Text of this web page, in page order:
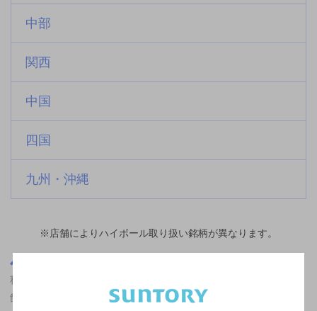
中部
関西
中国
四国
九州・沖縄
※店舗によりハイボール取り扱い銘柄が異なります。
秋田県,バー,カールスバーグが飲める,深夜まで食事のできるお店,
飲み放題ありのお店